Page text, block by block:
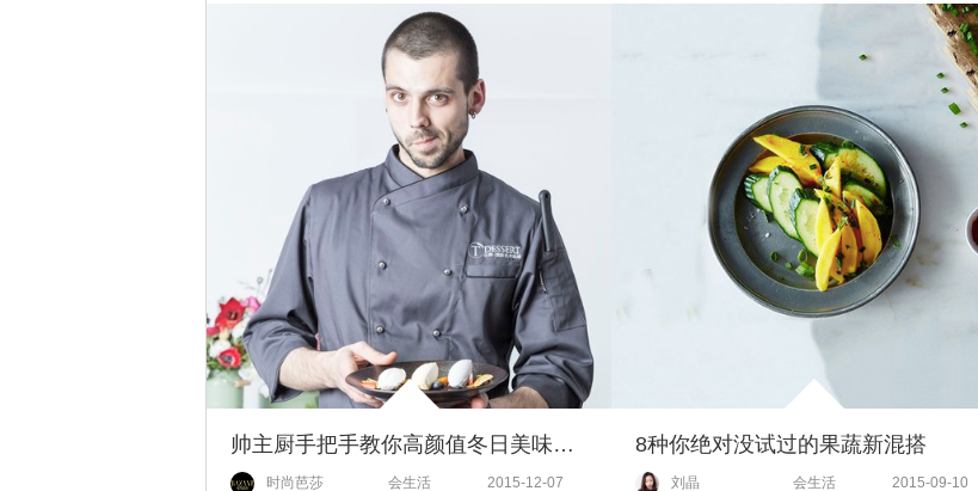
帅主厨手把手教你高颜值冬日美味，学完你就是“星范儿”俏厨娘！
时尚芭莎 会生活 2015-12-07
8种你绝对没试过的果蔬新混搭
刘晶 会生活 2015-09-10